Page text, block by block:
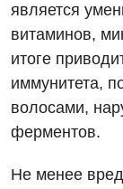
Отзывы
Видео
УЗИ
Для
Акушерство и
является
витаминов,
итоге
иммунитета,
волосами,
ферментов.
Не менее